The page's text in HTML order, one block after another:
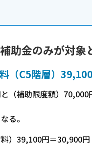
助金のみが対象
（C5階層）
（補助限度額）70,000
。
）39,100円＝30,900円